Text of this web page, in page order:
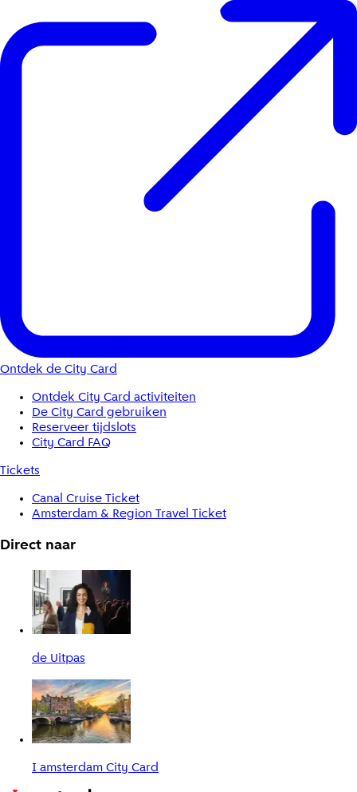
Ontdek de City Card
Ontdek City Card activiteiten
De City Card gebruiken
Reserveer tijdslots
City Card FAQ
Tickets
Canal Cruise Ticket
Amsterdam & Region Travel Ticket
Direct naar
de Uitpas
I amsterdam City Card